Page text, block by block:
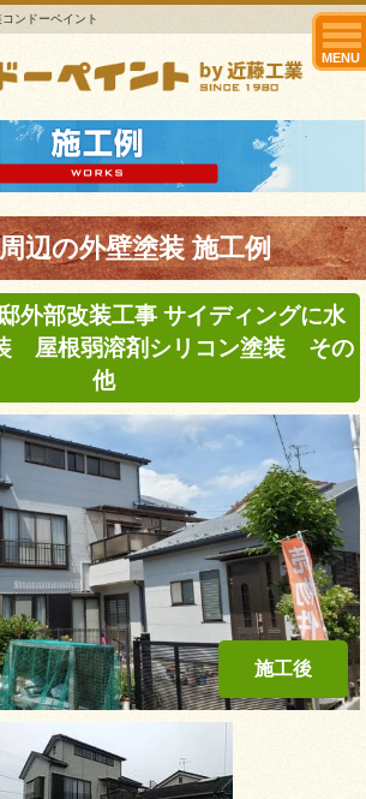
ンドーペイント
MENU
辺の外壁塗装 施工例
外部改装工事 サイディングに水
屋根弱溶剤シリコン塗装 その
他